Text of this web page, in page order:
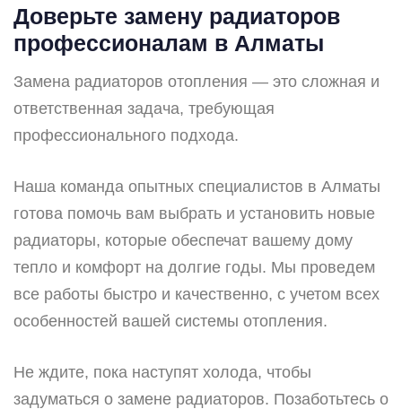
Доверьте замену радиаторов
профессионалам в Алматы
Замена радиаторов отопления — это сложная и
ответственная задача, требующая
профессионального подхода.
Наша команда опытных специалистов в Алматы
готова помочь вам выбрать и установить новые
радиаторы, которые обеспечат вашему дому
тепло и комфорт на долгие годы. Мы проведем
все работы быстро и качественно, с учетом всех
особенностей вашей системы отопления.
Не ждите, пока наступят холода, чтобы
задуматься о замене радиаторов. Позаботьтесь о